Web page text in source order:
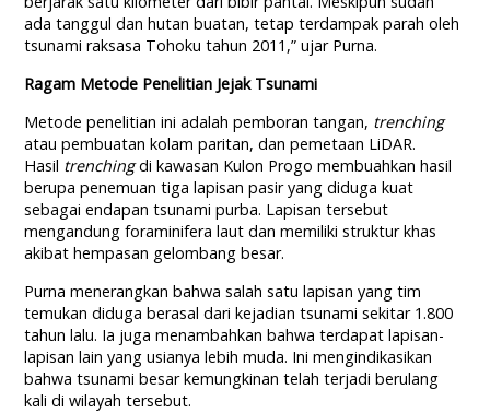
ada tanggul dan hutan buatan, tetap terdampak parah oleh
tsunami raksasa Tohoku tahun 2011,” ujar Purna.
Ragam Metode Penelitian Jejak Tsunami
Metode penelitian ini adalah pemboran tangan, trenching
atau pembuatan kolam paritan, dan pemetaan LiDAR.
Hasil trenchingdi kawasan Kulon Progo membuahkan hasil
berupa penemuan tiga lapisan pasir yang diduga kuat
sebagai endapan tsunami purba. Lapisan tersebut
mengandung foraminifera laut dan memiliki struktur khas
akibat hempasan gelombang besar.
Purna menerangkan bahwa salah satu lapisan yang tim
temukan diduga berasal dari kejadian tsunami sekitar 1.800
tahun lalu. Ia juga menambahkan bahwa terdapat lapisan-
lapisan lain yang usianya lebih muda. Ini mengindikasikan
bahwa tsunami besar kemungkinan telah terjadi berulang
kali di wilayah tersebut.